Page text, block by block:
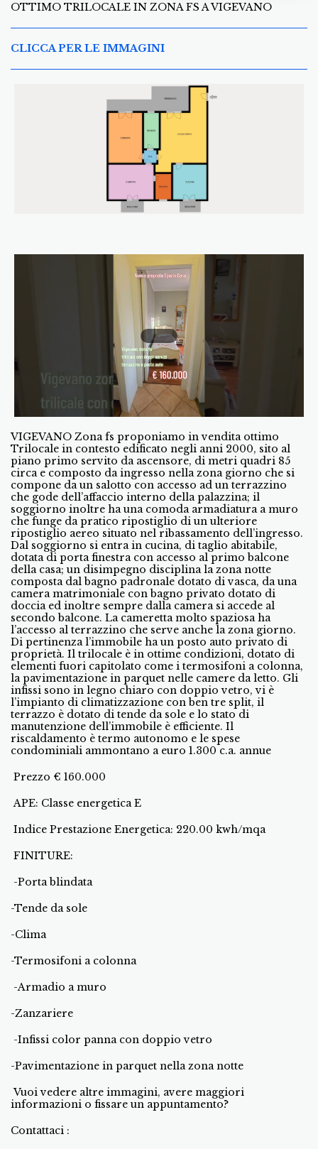
OTTIMO TRILOCALE IN ZONA FS A VIGEVANO
CLICCA PER LE IMMAGINI
VIGEVANO Zona fs proponiamo in vendita ottimo
Trilocale in contesto edificato negli anni 2000, sito al
piano primo servito da ascensore, di metri quadri 85
circa e composto da ingresso nella zona giorno che si
compone da un salotto con accesso ad un terrazzino
che gode dell’affaccio interno della palazzina; il
soggiorno inoltre ha una comoda armadiatura a muro
che funge da pratico ripostiglio di un ulteriore
ripostiglio aereo situato nel ribassamento dell’ingresso.
Dal soggiorno si entra in cucina, di taglio abitabile,
dotata di porta finestra con accesso al primo balcone
della casa; un disimpegno disciplina la zona notte
composta dal bagno padronale dotato di vasca, da una
camera matrimoniale con bagno privato dotato di
doccia ed inoltre sempre dalla camera si accede al
secondo balcone. La cameretta molto spaziosa ha
l’accesso al terrazzino che serve anche la zona giorno.
Di pertinenza l’immobile ha un posto auto privato di
proprietà. Il trilocale è in ottime condizioni, dotato di
elementi fuori capitolato come i termosifoni a colonna,
la pavimentazione in parquet nelle camere da letto. Gli
infissi sono in legno chiaro con doppio vetro, vi è
l’impianto di climatizzazione con ben tre split, il
terrazzo è dotato di tende da sole e lo stato di
manutenzione dell’immobile è efficiente. Il
riscaldamento è termo autonomo e le spese
condominiali ammontano a euro 1.300 c.a. annue
Prezzo € 160.000
APE: Classe energetica E
Indice Prestazione Energetica: 220.00 kwh/mqa
FINITURE:
-Porta blindata
-Tende da sole
-Clima
-Termosifoni a colonna
-Armadio a muro
-Zanzariere
-Infissi color panna con doppio vetro
-Pavimentazione in parquet nella zona notte
Vuoi vedere altre immagini, avere maggiori
informazioni o fissare un appuntamento?
Contattaci :